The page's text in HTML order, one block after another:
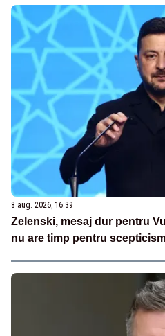
8 aug. 2026, 16:39
Zelenski, mesaj dur pentru
nu are timp pentru